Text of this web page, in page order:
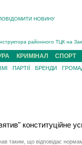
НОВИНУ
районного ТЦК на
Ужгороді попрощаються із
Ужгороді 5 серпня
загибель
КРИМІНАЛ СПОРТ
ПАРТІЇ БРЕНДИ
конституційне
таким, що відповідає